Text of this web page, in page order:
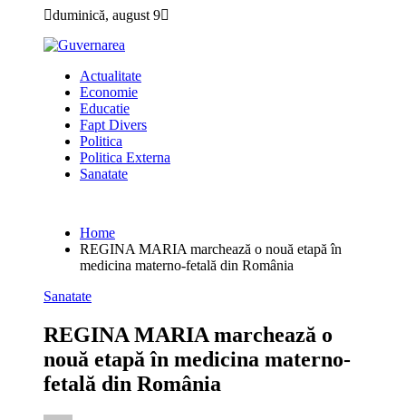
content
duminică, august 9
Actualitate
Economie
Educatie
Fapt Divers
Politica
Politica Externa
Sanatate
Home
REGINA MARIA marchează o nouă etapă în
medicina materno-fetală din România
Sanatate
REGINA MARIA marchează o
nouă etapă în medicina materno-
fetală din România